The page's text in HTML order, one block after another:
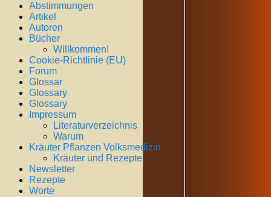
Abstimmungen
Artikel
Autoren
Bücher
Willkommen!
Cookie-Richtlinie (EU)
Forum
Glossar
Glossary
Glossary
Impressum
Literaturverzeichnis
Warum
Kräuter Pflanzen Volksmedizin
Kräuter und Rezepte
Newsletter
Rezepte
Worte